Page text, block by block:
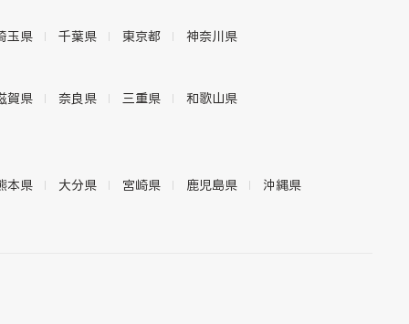
玉県 千葉県 東京都 神奈川県
賀県 奈良県 三重県 和歌山県
本県 大分県 宮崎県 鹿児島県 沖縄県